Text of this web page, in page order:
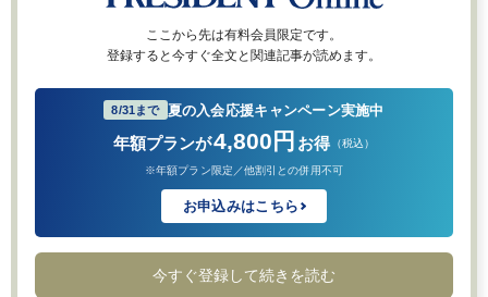
ここから先は有料会員限定です。
登録すると今すぐ全文と関連記事が読めます。
8/31まで 夏の入会応援キャンペーン実施中
年額プランが4,800円 お得 （税込）
※年額プラン限定／他割引との併用不可
お申込みはこちら
今すぐ登録して続きを読む